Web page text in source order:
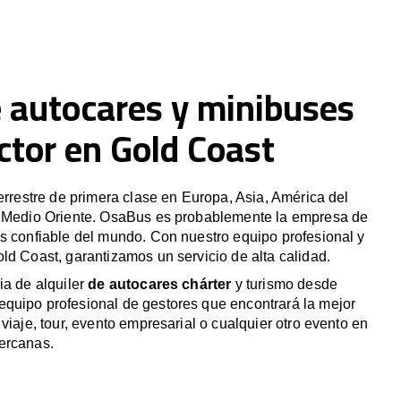
y minibuses
en Gold Coast
de primera clase en Europa, Asia, América del
Oriente. OsaBus es probablemente la empresa de
confiable del mundo. Con nuestro equipo profesional y
Coast, garantizamos un servicio de alta calidad.
de alquilerde autocares chárter y turismo desde
profesional de gestores que encontrará la mejor
tour, evento empresarial o cualquier otro evento en